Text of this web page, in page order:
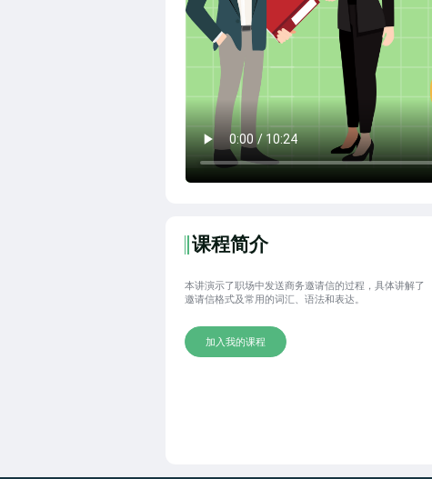
课程简介
本讲演示了职场中发送商务邀请信的过程，具体讲解了
邀请信格式及常用的词汇、语法和表达。
加入我的课程